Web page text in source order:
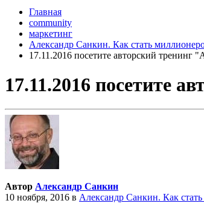
Главная
community
маркетинг
Александр Санкин. Как стать
17.11.2016 посетите авторский
17.11.2016 посетите
Автор Александр Санкин
10 ноября, 2016 в Александр Санкин. Как